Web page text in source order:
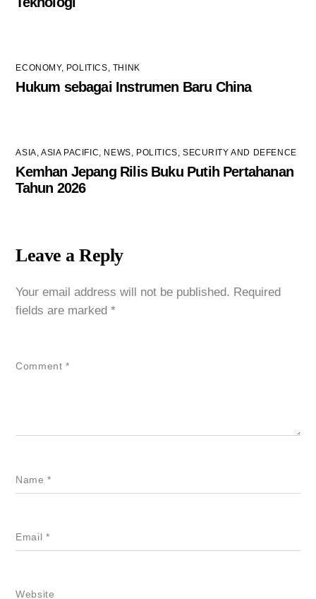
ECONOMY, POLITICS THINK
Hukum sebagai Instrumen Baru China
ASIA ASIA PACIFIC NEWS POLITICS SECURITY AND DEFENCE
Kemhan Jepang Rilis Buku Putih Pertahanan
Tahun 2026
Leave a Reply
Your email address will not be published. Required
fields are marked*
Comment *
Name*
Email *
Website